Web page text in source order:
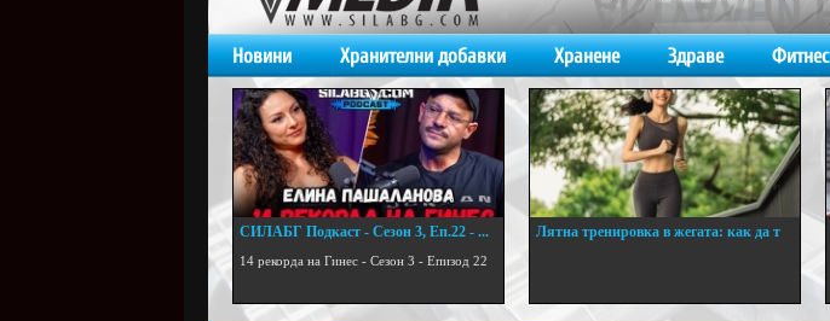
Новини Хранителни добавки Хранене Здраве Фитнес
СИЛАБГ Подкаст - Сезон 3, Еп.22 - ...
14 рекорда на Гинес - Сезон 3 - Епизод 22
Лятна тренировка в жегата: как да т